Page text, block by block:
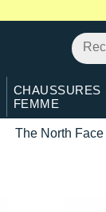
CHAUSSURES
FEMME
The North Face